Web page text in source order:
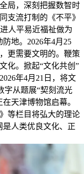
局，深刻把握数智时
支流打制的《不平》
人平易近福祉做为
地。2026年4月25
更需要文明的。鞭策
化。掀起“文化共创”
年4月21日，将文
字从题展“契刻流光
天津博物馆启幕。
等栏目将弘大的理论
是人类优良文化、正